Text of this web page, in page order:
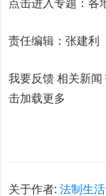
点击进入专题：各
责任编辑：张建利
我要反馈 相关新闻
击加载更多
关于作者:法制生活